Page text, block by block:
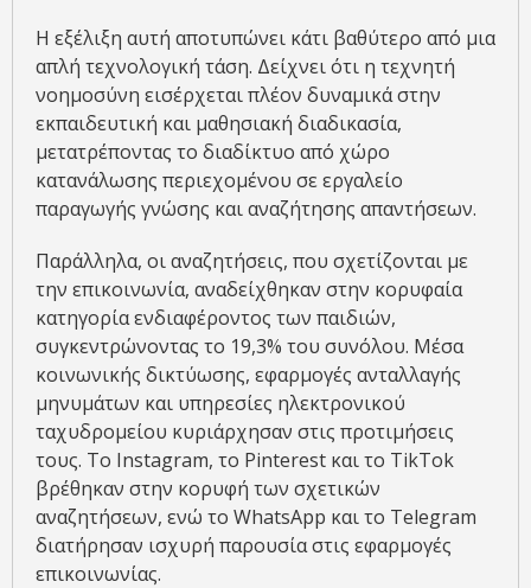
Η εξέλιξη αυτή αποτυπώνει κάτι βαθύτερο από μια
απλή τεχνολογική τάση. Δείχνει ότι η τεχνητή
νοημοσύνη εισέρχεται πλέον δυναμικά στην
εκπαιδευτική και μαθησιακή διαδικασία,
μετατρέποντας το διαδίκτυο από χώρο
κατανάλωσης περιεχομένου σε εργαλείο
παραγωγής γνώσης και αναζήτησης απαντήσεων.
Παράλληλα, οι αναζητήσεις, που σχετίζονται με
την επικοινωνία, αναδείχθηκαν στην κορυφαία
κατηγορία ενδιαφέροντος των παιδιών,
συγκεντρώνοντας το 19,3% του συνόλου. Μέσα
κοινωνικής δικτύωσης, εφαρμογές ανταλλαγής
μηνυμάτων και υπηρεσίες ηλεκτρονικού
ταχυδρομείου κυριάρχησαν στις προτιμήσεις
τους. Το Instagram, το Pinterest και το TikTok
βρέθηκαν στην κορυφή των σχετικών
αναζητήσεων, ενώ το WhatsApp και το Telegram
διατήρησαν ισχυρή παρουσία στις εφαρμογές
επικοινωνίας.